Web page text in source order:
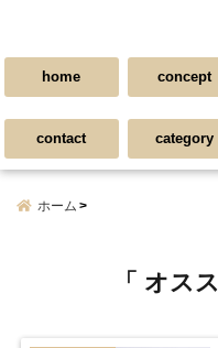
home concept
contact category
ホーム
「 オス